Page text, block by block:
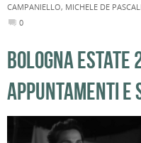
CAMPANIELLO, MICHELE DE
0
BOLOGNA
APPUNTAMENTI E